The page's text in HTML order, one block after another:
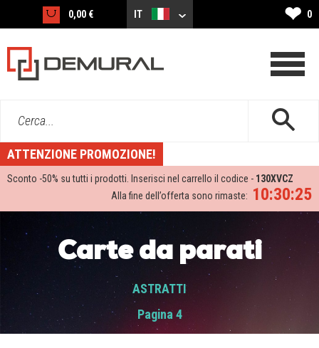
0,00 € IT ❤ 0
Cerca...
ATTENZIONE PROMOZIONE!
Sconto -50% su tutti i prodotti. Inserisci nel carrello il codice - 130XVCZ
10:30:25
Alla fine dell’offerta sono rimaste:
Carte da parati
ASTRATTI
Pagina 4